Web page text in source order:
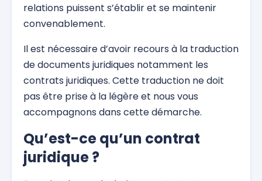
relations puissent s’établir et se maintenir
convenablement.
Il est nécessaire d’avoir recours à la traduction
de documents juridiques notamment les
contrats juridiques. Cette traduction ne doit
pas être prise à la légère et nous vous
accompagnons dans cette démarche.
Qu’est-ce qu’un contrat
juridique ?